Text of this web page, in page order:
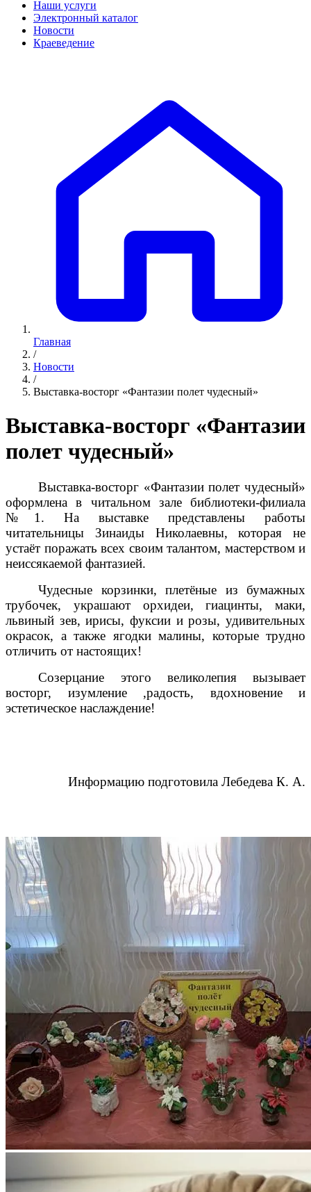
Наши услуги
Электронный каталог
Новости
Краеведение
Главная
/
Новости
/
Выставка-восторг «Фантазии полет чудесный»
Выставка-восторг «Фантазии
полет чудесный»
Выставка-восторг «Фантазии полет чудесный»
оформлена в читальном зале библиотеки-филиала
№1. На выставке представлены работы
читательницы Зинаиды Николаевны, которая не
устаёт поражать всех своим талантом, мастерством и
неиссякаемой фантазией.
Чудесные корзинки, плетёные из бумажных
трубочек, украшают орхидеи, гиацинты, маки,
львиный зев, ирисы, фуксии и розы, удивительных
окрасок, а также ягодки малины, которые трудно
отличить от настоящих!
Созерцание этого великолепия вызывает
восторг, изумление ,радость, вдохновение и
эстетическое наслаждение!
Информацию подготовила Лебедева К. А.